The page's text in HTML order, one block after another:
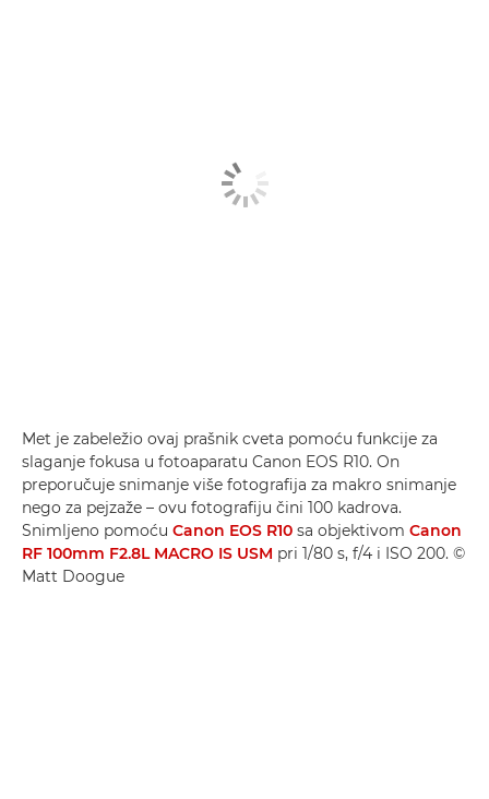
Met je zabeležio ovaj prašnik cveta pomoću funkcije za
slaganje fokusa u fotoaparatu Canon EOS R10. On
preporučuje snimanje više fotografija za makro snimanje
nego za pejzaže – ovu fotografiju čini 100 kadrova.
Snimljeno pomoću Canon EOS R10 sa objektivom Canon
RF 100mm F2.8L MACRO IS USM pri 1/80 s, f/4 i ISO 200. ©
Matt Doogue